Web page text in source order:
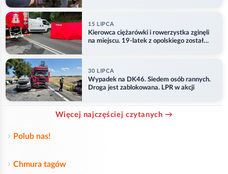
15 LIPCA
Kierowca ciężarówki i rowerzystka zginęli
na miejscu. 19-latek z opolskiego został
30 LIPCA
Wypadek na DK46. Siedem osób rannych.
Droga jest zablokowana. LPR w akcji
Więcej najczęściej czytanych →
Polub nas!
Chmura tagów